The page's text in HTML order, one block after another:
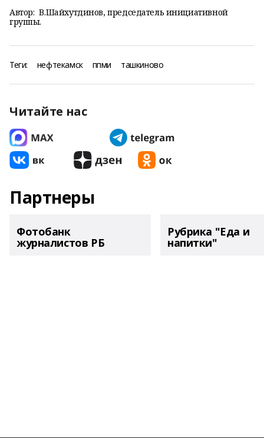
Автор: В.Шайхутдинов, председатель инициативной
группы.
Теги: нефтекамск ппми ташкиново
Читайте нас
Партнеры
Фотобанк
журналистов РБ
Рубрика "Еда и
напитки"